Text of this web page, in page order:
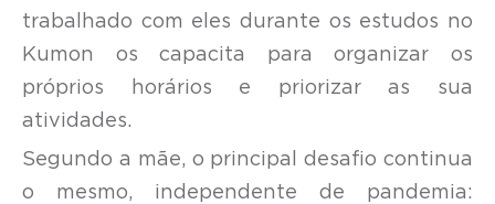
trabalhado com eles durante os estudos no
Kumon os capacita para organizar os
próprios horários e priorizar as sua
atividades.
Segundo a mãe, o principal desafio continua
o mesmo, independente de pandemia: